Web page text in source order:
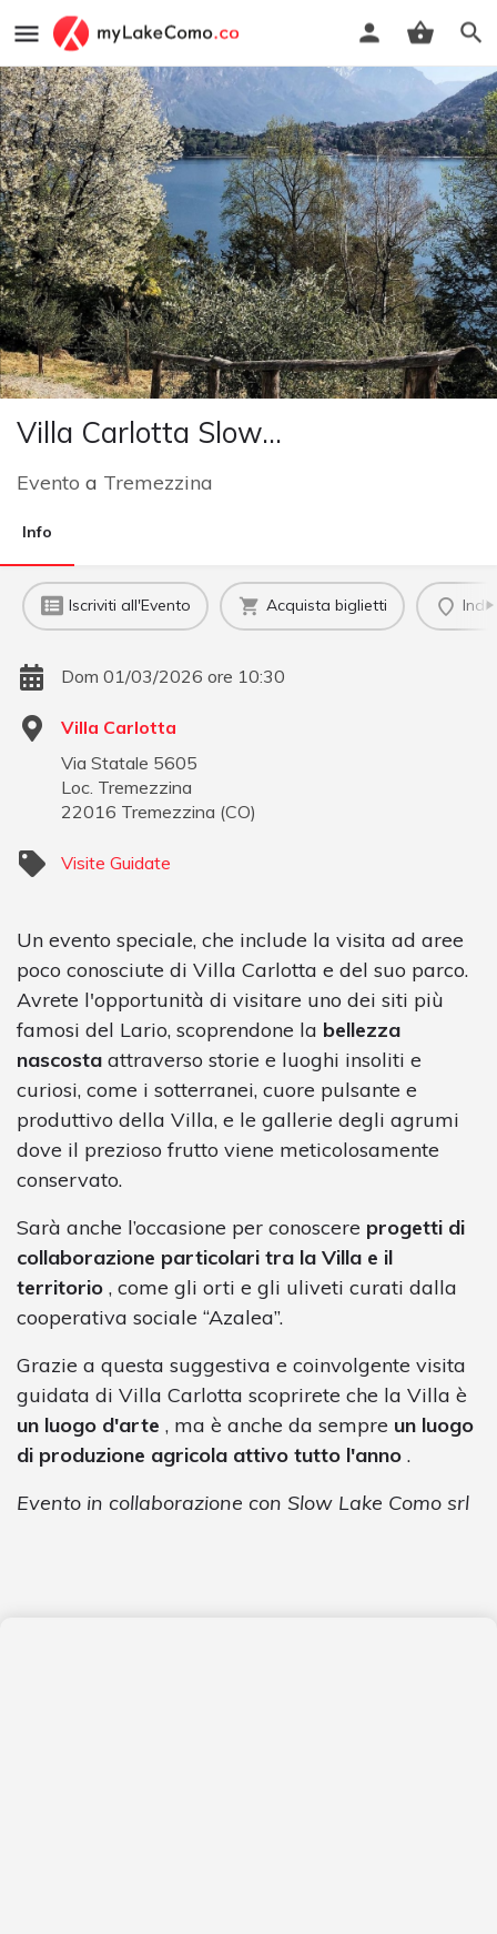
Villa Carlotta Slow...
Evento a Tremezzina
Info
Iscriviti all'Evento Acquista biglietti
Dom 01/03/2026 ore 10:30
Villa Carlotta
Via Statale 5605
Loc. Tremezzina
22016 Tremezzina (CO)
Visite Guidate
Un evento speciale, che include la visita ad aree
poco conosciute di Villa Carlotta e del suo parco.
Avrete l'opportunità di visitare uno dei siti più
famosi del Lario, scoprendone la bellezza
nascosta attraverso storie e luoghi insoliti e
curiosi, come i sotterranei, cuore pulsante e
produttivo della Villa, e le gallerie degli agrumi
dove il prezioso frutto viene meticolosamente
conservato.
Sarà anche l’occasione per conoscere progetti di
collaborazione particolari tra la Villa e il
territorio , come gli orti e gli uliveti curati dalla
cooperativa sociale “Azalea”.
Grazie a questa suggestiva e coinvolgente visita
guidata di Villa Carlotta scoprirete che la Villa è
un luogo d'arte , ma è anche da sempre un luogo
di produzione agricola attivo tutto l'anno .
Evento in collaborazione con Slow Lake Como srl